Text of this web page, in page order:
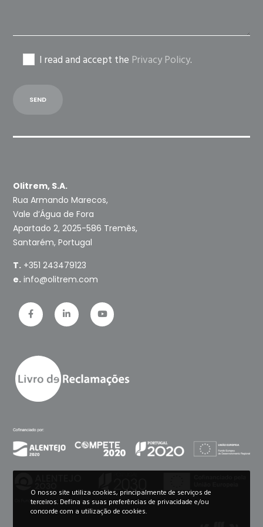
I read and accept the Privacy Policy.
Olitrem, S.A.
Rua Armando Marecos,
Vale d’Água de Fora
Apartado 2, 2025-586 Tremês,
Santarém, Portugal
T. +351 243479123
e. info@olitrem.com
O nosso site utiliza cookies, principalmente de serviços de
terceiros. Defina as suas preferências de privacidade e/ou
concorde com a utilização de cookies.